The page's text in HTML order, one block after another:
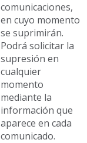
comunicaciones,
en cuyo momento
se suprimirán.
Podrá solicitar la
supresión en
cualquier
momento
mediante la
información que
aparece en cada
comunicado.